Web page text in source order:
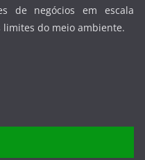
de negócios em escala
limites do meio ambiente.